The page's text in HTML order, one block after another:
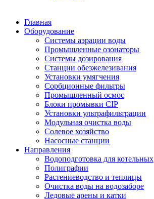
Главная
Оборудование
Системы аэрации воды
Промышленные озонаторы
Системы дозирования
Станции обезжелезивания
Установки умягчения
Сорбционные фильтры
Промышленный осмос
Блоки промывки CIP
Установки ультрафильтрации
Модульная очистка воды
Солевое хозяйство
Насосные станции
Направления
Водоподготовка для котельных
Полиграфии
Растениеводство и теплицы
Очистка воды на водозаборе
Ледовые арены и катки